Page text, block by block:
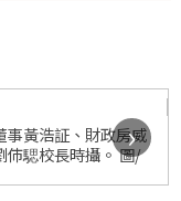
事黃浩証、財政房威
伂騦校長時攝。 圖/
›